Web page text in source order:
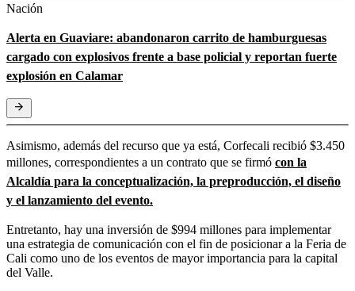
Nación
Alerta en Guaviare: abandonaron carrito de hamburguesas
cargado con explosivos frente a base policial y reportan fuerte
explosión en Calamar
Asimismo, además del recurso que ya está, Corfecali recibió $3.450
millones, correspondientes a un contrato que se firmó con la
Alcaldía para la conceptualización, la preproducción, el diseño
y el lanzamiento del evento.
Entretanto, hay una inversión de $994 millones para implementar
una estrategia de comunicación con el fin de posicionar a la Feria de
Cali como uno de los eventos de mayor importancia para la capital
del Valle.